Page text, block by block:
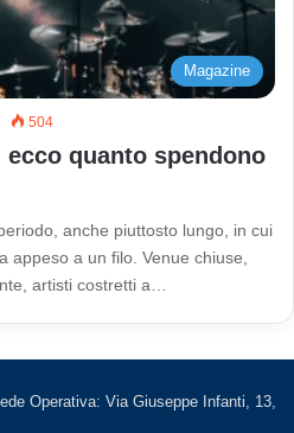
Magazine
504
quanto spendono
anche piuttosto lungo, in cui
appeso a un filo. Venue chiuse,
artisti costretti a…
Operativa: Via Giuseppe Infanti, 13,